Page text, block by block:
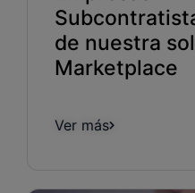
de nuestra
Marketplace
Ver más